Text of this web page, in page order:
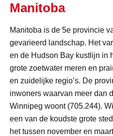
Manitoba
Manitoba is de 5e provincie
gevarieerd landschap. Het
en de Hudson Bay kustlijn in
grote zoetwater meren en
en zuidelijke regio’s. De
inwoners waarvan meer dan
Winnipeg woont (705.244).
een van de koudste grote
het tussen november en